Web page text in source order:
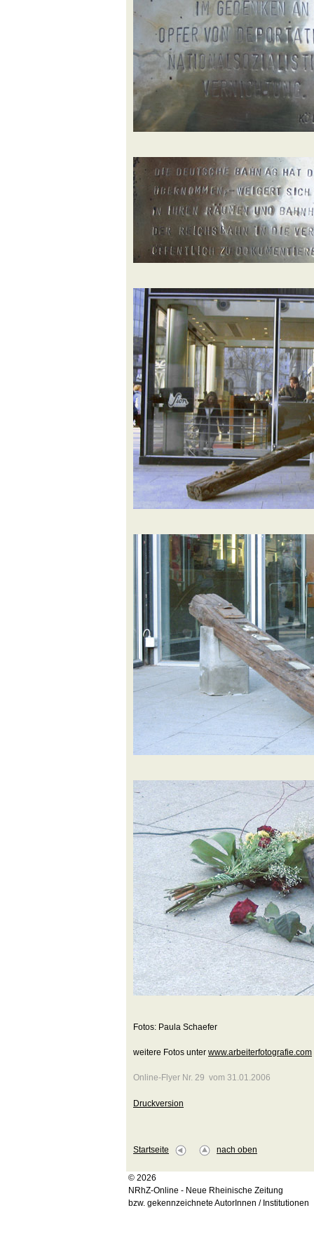
Fotos: Paula Schaefer
weitere Fotos unter www.arbeiterfotografie.com
Online-Flyer Nr. 29 vom 31.01.2006
Druckversion
Startseite nach oben
© 2026
NRhZ-Online - Neue Rheinische Zeitung
bzw. gekennzeichnete AutorInnen / Institutionen